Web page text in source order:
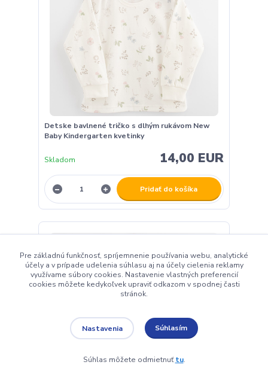
Detske bavlnené tričko s dlhým rukávom New
Baby Kindergarten kvetinky
14,00 EUR
Skladom
Pridať do košíka
Pre základnú funkčnosť, spríjemnenie používania webu, analytické
účely a v prípade udelenia súhlasu aj na účely cielenia reklamy
využívame súbory cookies. Nastavenie vlastných preferencií
cookies môžete kedykoľvek upraviť odkazom v spodnej časti
stránok.
Nastavenia Súhlasím
Súhlas môžete odmietnuťtu.